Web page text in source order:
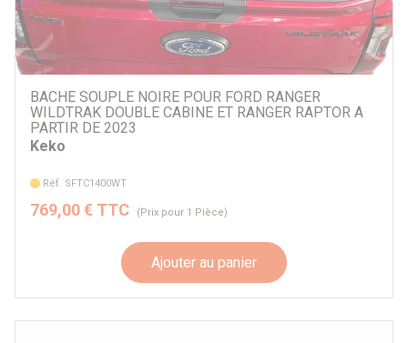
BACHE SOUPLE NOIRE POUR FORD RANGER
WILDTRAK DOUBLE CABINE ET RANGER RAPTOR A
PARTIR DE 2023
Keko
Réf. SFTC1400WT
769,00 € TTC (Prix pour 1 Pièce)
Ajouter au panier